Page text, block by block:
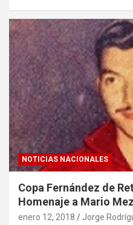
NOTICIAS NACIONALES
Copa Fernández de
Homenaje a Mario
enero 12, 2018 Jorge